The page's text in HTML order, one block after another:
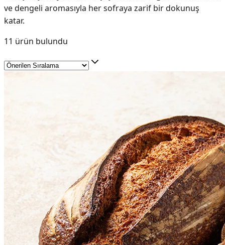
ve dengeli aromasıyla her sofraya zarif bir dokunuş
katar.
11 ürün bulundu